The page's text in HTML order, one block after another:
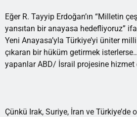
Eğer R. Tayyip Erdoğan’ın “Milletin
yansıtan bir anayasa hedefliyoruz”
Yeni Anayasa’yla Türkiye’yi üniter
çıkaran bir hüküm getirmek
yapanlar ABD/ İsrail projesine hizmet
Çünkü Irak, Suriye, İran ve Türkiye’de